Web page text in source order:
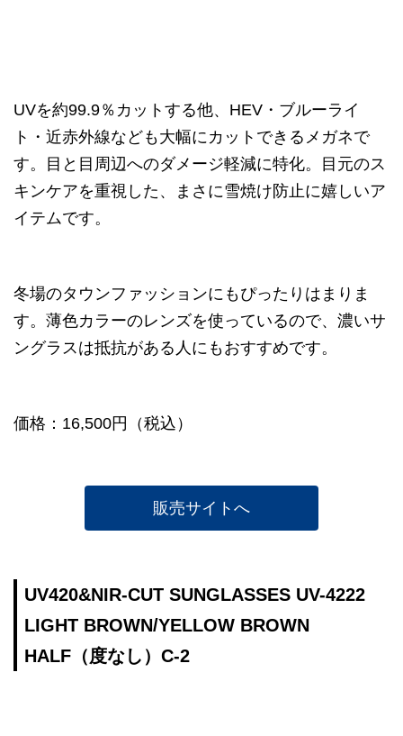
UVを約99.9％カットする他、HEV・ブルーライ
ト・近赤外線なども大幅にカットできるメガネで
す。目と目周辺へのダメージ軽減に特化。目元のス
キンケアを重視した、まさに雪焼け防止に嬉しいア
イテムです。
冬場のタウンファッションにもぴったりはまりま
す。薄色カラーのレンズを使っているので、濃いサ
ングラスは抵抗がある人にもおすすめです。
価格：16,500円（税込）
販売サイトへ
UV420&NIR-CUT SUNGLASSES UV-4222
LIGHT BROWN/YELLOW BROWN
HALF（度なし）C-2